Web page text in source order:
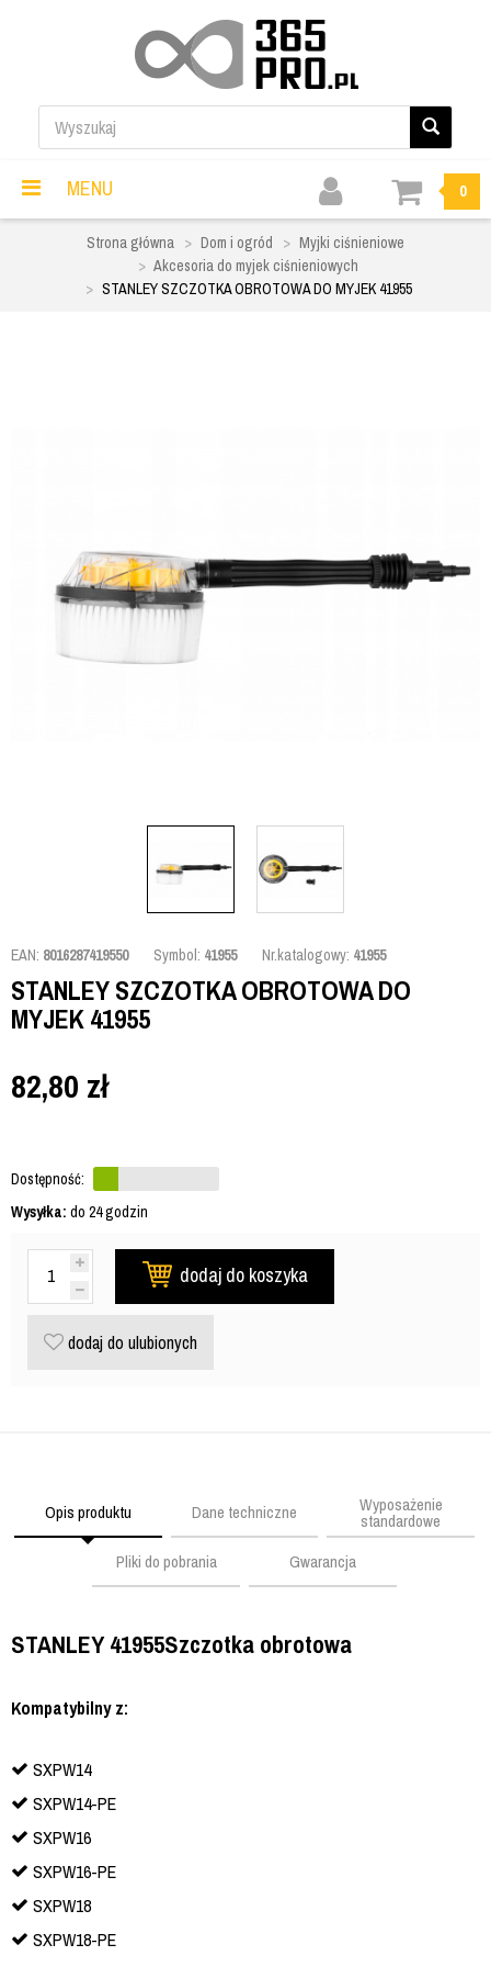
MENU 0
Strona główna Dom i ogród
Myjki ciśnieniowe
Akcesoria do myjek ciśnieniowych
STANLEY SZCZOTKA OBROTOWA DO MYJEK 41955
EAN: 8016287419550 Symbol: 41955 Nr.katalogowy: 41955
STANLEY SZCZOTKA OBROTOWA DO
MYJEK 41955
82,80 zł
Dostępność:
Wysyłka: do 24 godzin
dodaj do koszyka
dodaj do ulubionych
Opis produktu Dane techniczne Wyposażenie
standardowe
Pliki do pobrania
Gwarancja
STANLEY 41955Szczotka obrotowa
Kompatybilny z:
SXPW14
SXPW14-PE
SXPW16
SXPW16-PE
SXPW18
SXPW18-PE